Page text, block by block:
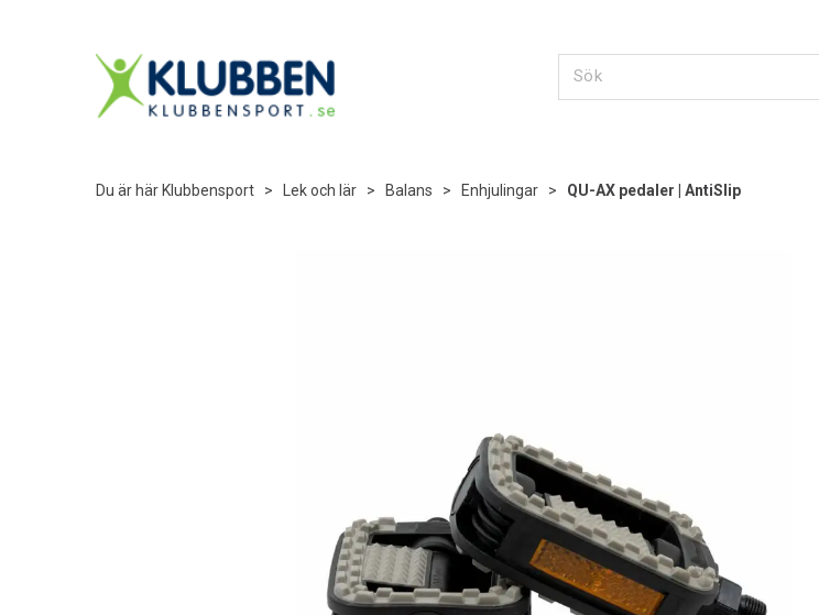
Du är här Klubbensport > Lek och lär > Balans > Enhjulingar > QU-AX pedaler | AntiSlip